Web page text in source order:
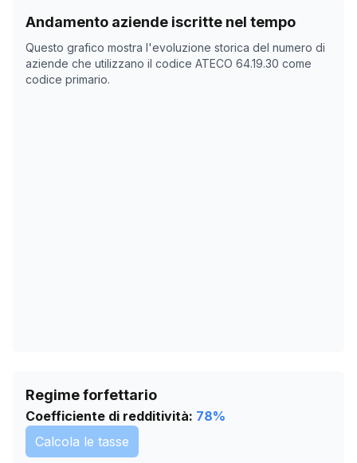
Andamento aziende iscritte nel tempo
Questo grafico mostra l'evoluzione storica del numero di
aziende che utilizzano il codice ATECO 64.19.30 come
codice primario.
Storico numero di aziende con codice ATECO
Data rilevazione
21/04/2025
0
15/11/2025
Regime forfettario
Coefficiente di redditività: 78%
Calcola le tasse